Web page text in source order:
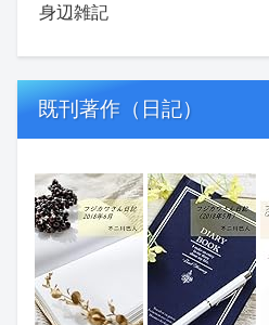
身辺雑記
既刊著作（日記）